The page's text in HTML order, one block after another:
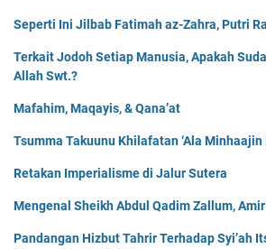
Seperti Ini Jilbab Fatimah az-Zahra, Putri
Terkait Jodoh Setiap Manusia, Apakah
Allah Swt.?
Mafahim, Maqayis, & Qana’at
Tsumma Takuunu Khilafatan ‘Ala Minhaajin
Retakan Imperialisme di Jalur Sutera
Mengenal Sheikh Abdul Qadim Zallum,
Pandangan Hizbut Tahrir Terhadap Syi’ah